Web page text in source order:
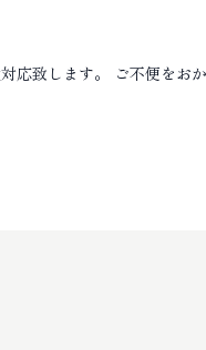
致します。 ご不便をお